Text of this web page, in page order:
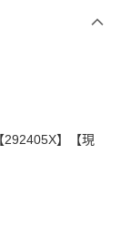
292405X】【現